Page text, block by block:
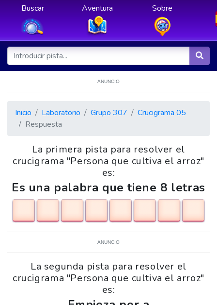
Buscar Aventura Sobre
ANUNCIO
Inicio Laboratorio Grupo 307
Crucigrama 05
Respuesta
La primera pista para resolver el
crucigrama "Persona que cultiva el arroz"
es:
Es una palabra que tiene 8 letras
ANUNCIO
La segunda pista para resolver el
crucigrama "Persona que cultiva el arroz"
es: